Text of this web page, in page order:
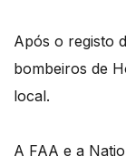
Após o registo
bombeiros de
local.
A FAA e a